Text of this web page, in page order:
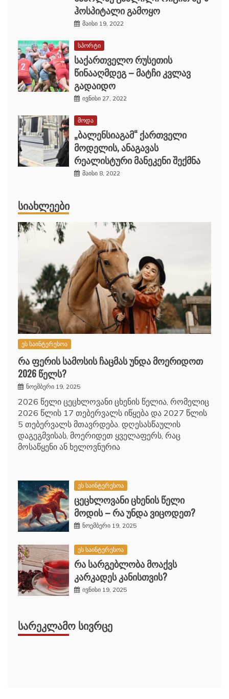
ჰოსპიტალი გამოყო
მაისი 19, 2022
სპორტი
საქართველო რუსეთის
წინააღმდეგ – მატჩი კვლავ
გადაიდო
ივნისი 27, 2022
მოდა
„ბალენსიაგამ“ ქართველი
მოდელის, ანაგავას
რეალისტური მანეკენი შექმნა
მაისი 8, 2022
ᲡᲘᲐᲮᲚᲔᲔᲑᲘ
ეს საინტერესოა
რა ფერის სამოსის ჩაცმას უნდა მოერიდოთ
2026 წელს?
ნოემბერი 19, 2025
2026 წელი ცეცხლოვანი ცხენის წელია, რომელიც
2026 წლის 17 თებერვალს იწყება და 2027 წლის
5 თებერვალს მთავრდება. დღესასწაულის
დაგეგმვისას, მოერიდეთ ყველაფერს, რაც
მოსაწყენი ან ხელოვნურია
ეს საინტერესოა
ცეცხლოვანი ცხენის წელი
მოდის – რა უნდა ვიცოდეთ?
ნოემბერი 19, 2025
ეს საინტერესოა
რა სარგებლობა მოაქვს
კარკადეს კანისთვის?
ივნისი 19, 2025
ᲡᲐᲠᲔᲙᲚᲐᲛᲝ ᲡᲘᲕᲠᲪᲔ